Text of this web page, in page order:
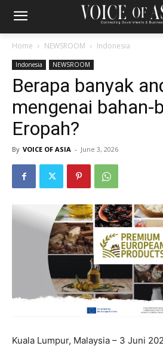
Home NEWSROOM Indonesia
Indonesia NEWSROOM
Berapa banyak
mengenai bahan-
Eropah?
By VOICE OF ASIA - June 3, 2026
Kuala Lumpur, Malaysia – 3 Juni